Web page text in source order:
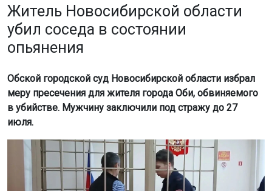
Житель Новосибирской области
убил соседа в состоянии
опьянения
Обской городской суд Новосибирской области избрал
меру пресечения для жителя города Оби, обвиняемого
в убийстве. Мужчину заключили под стражу до 27
июля.